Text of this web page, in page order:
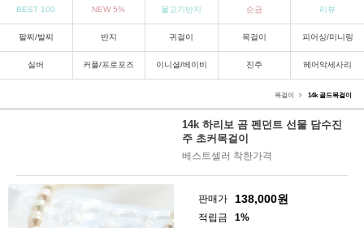
BEST 100 NEW 5% 물고기반지 순금 리뷰
팔찌/발찌 반지 귀걸이 목걸이 피어싱/미니링
실버 커플/프로포즈 이니셜/베이비 진주 헤어악세사리
목걸이 14k 골드목걸이
14k 하리보 곰 펜던트 선물 담수진
주 초커목걸이
베스트셀러 착한가격
판매가 138,000원
적립금
1%